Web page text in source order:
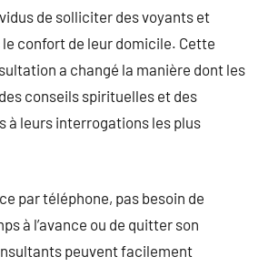
de solliciter des voyants et
confort de leur domicile. Cette
a changé la manière dont les
conseils spirituelles et des
à leurs interrogations les plus
par téléphone, pas besoin de
à l’avance ou de quitter son
peuvent facilement